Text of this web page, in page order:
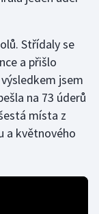
Střídaly se
a přišlo
jsem
na 73 úderů
místa z
a květnového